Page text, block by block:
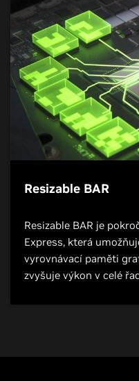
Resizable BAR
Resizable BAR je
Express, která
vyrovnávací paměti
zvyšuje výkon v celé